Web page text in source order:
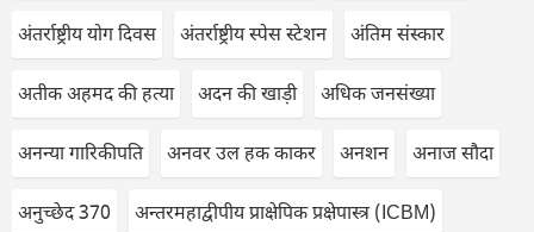
अंतर्राष्ट्रीय योग दिवस अंतर्राष्ट्रीय स्पेस स्टेशन अंतिम संस्कार
अतीक अहमद की हत्या अदन की खाड़ी अधिक जनसंख्या
अनन्या गारिकीपति अनवर उल हक काकर अनशन अनाज सौदा
अनुच्छेद 370 अन्तरमहाद्वीपीय प्राक्षेपिक प्रक्षेपास्त्र (ICBM)